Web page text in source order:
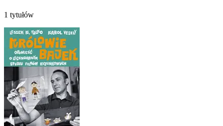
1 tytułów